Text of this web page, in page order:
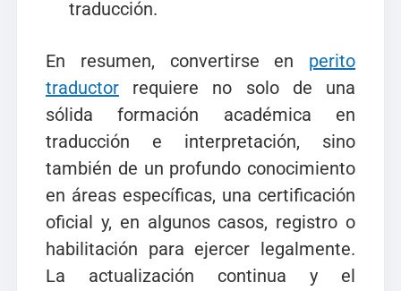
traducción.
En resumen, convertirse en perito
traductor requiere no solo de una
sólida formación académica en
traducción e interpretación, sino
también de un profundo conocimiento
en áreas específicas, una certificación
oficial y, en algunos casos, registro o
habilitación para ejercer legalmente.
La actualización continua y el